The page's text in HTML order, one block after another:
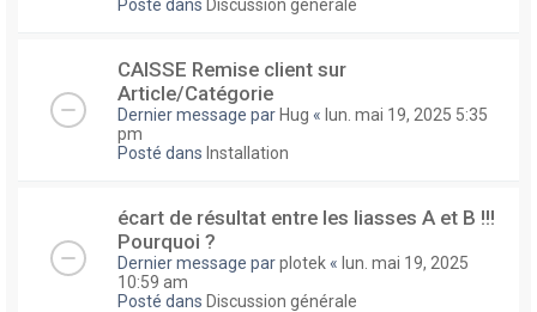
Posté dans Discussion générale
CAISSE Remise client sur
Article/Catégorie
Dernier message par Hug « lun. mai 19, 2025 5:35
pm
Posté dans Installation
écart de résultat entre les liasses A et B !!!
Pourquoi ?
Dernier message parplotek « lun. mai 19, 2025
10:59 am
Posté dans Discussion générale